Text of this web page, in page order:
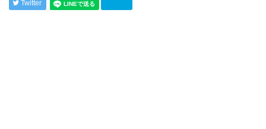
Twitter